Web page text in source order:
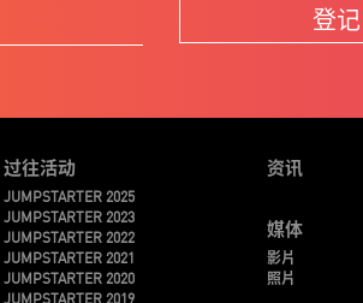
登记
过往活动
JUMPSTARTER 2025
JUMPSTARTER 2023
JUMPSTARTER 2022
JUMPSTARTER 2021
JUMPSTARTER 2020
JUMPSTARTER 2019
资讯
媒体
影片
照片